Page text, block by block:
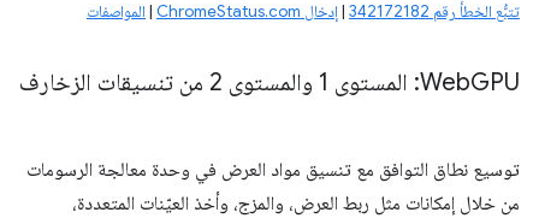
تتبُّع الخطأ رقم 342172182 |إدخال ChromeStatus.com |المواصفات
WebGPU: المستوى 1 والمستوى 2 من تنسيقات الزخارف
توسيع نطاق التوافق مع تنسيق مواد العرض في وحدة معالجة الرسومات
من خلال إمكانات مثل ربط العرض، والمزج، وأخذ العيّنات المتعددة،